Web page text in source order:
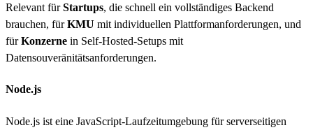
Relevant fürStartups, die schnell ein vollständiges Backend
brauchen, fürKMU mit individuellen Plattformanforderungen, und
fürKonzerne in Self-Hosted-Setups mit
Datensouveränitätsanforderungen.
Node.js
Node.js ist eine JavaScript-Laufzeitumgebung für serverseitigen